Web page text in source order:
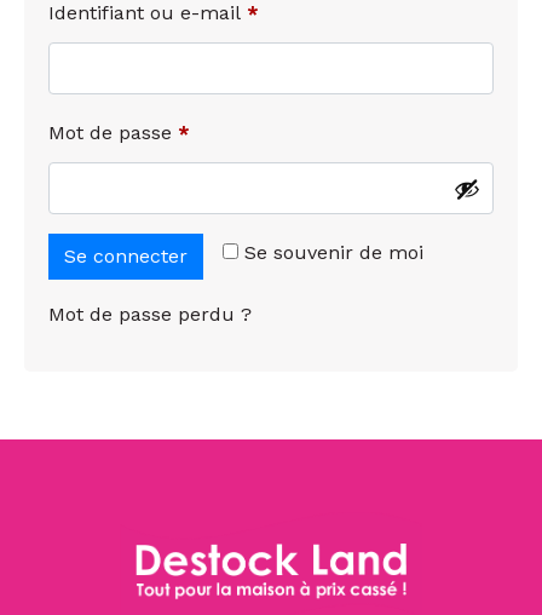
Identifiant ou e-mail *
Mot de passe *
Se souvenir de moi
Se connecter
Mot de passe perdu ?